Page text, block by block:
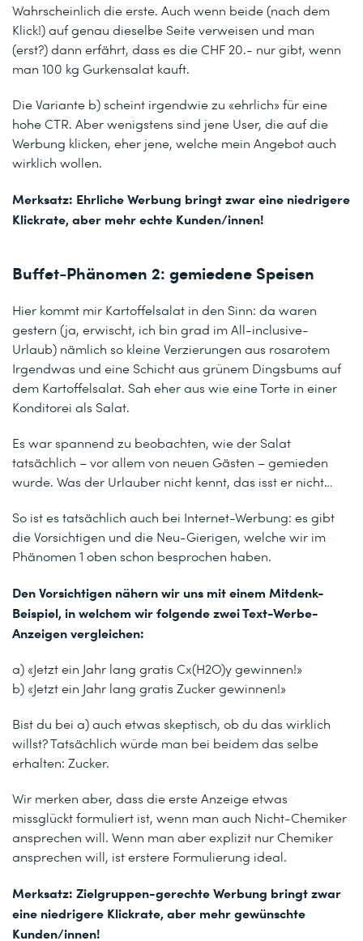
Wahrscheinlich die erste. Auch wenn beide (nach dem
Klick!) auf genau dieselbe Seite verweisen und man
(erst?) dann erfährt, dass es die CHF 20.- nur gibt, wenn
man 100 kg Gurkensalat kauft.
Die Variante b) scheint irgendwie zu «ehrlich» für eine
hohe CTR. Aber wenigstens sind jene User, die auf die
Werbung klicken, eher jene, welche mein Angebot auch
wirklich wollen.
Merksatz: Ehrliche Werbung bringt zwar eine niedrigere
Klickrate, aber mehr echte Kunden/innen!
Buffet-Phänomen 2: gemiedene Speisen
Hier kommt mir Kartoffelsalat in den Sinn: da waren
gestern (ja, erwischt, ich bin grad im All-inclusive-
Urlaub) nämlich so kleine Verzierungen aus rosarotem
Irgendwas und eine Schicht aus grünem Dingsbums auf
dem Kartoffelsalat. Sah eher aus wie eine Torte in einer
Konditorei als Salat.
Es war spannend zu beobachten, wie der Salat
tatsächlich – vor allem von neuen Gästen – gemieden
wurde. Was der Urlauber nicht kennt, das isst er nicht…
So ist es tatsächlich auch bei Internet-Werbung: es gibt
die Vorsichtigen und die Neu-Gierigen, welche wir im
Phänomen 1 oben schon besprochen haben.
Den Vorsichtigen nähern wir uns mit einem Mitdenk-
Beispiel, in welchem wir folgende zwei Text-Werbe-
Anzeigen vergleichen:
a) «Jetzt ein Jahr lang gratis Cx(H2O)y gewinnen!»
b) «Jetzt ein Jahr lang gratis Zucker gewinnen!»
Bist du bei a) auch etwas skeptisch, ob du das wirklich
willst? Tatsächlich würde man bei beidem das selbe
erhalten: Zucker.
Wir merken aber, dass die erste Anzeige etwas
missglückt formuliert ist, wenn man auch Nicht-Chemiker
ansprechen will. Wenn man aber explizit nur Chemiker
ansprechen will, ist erstere Formulierung ideal.
Merksatz: Zielgruppen-gerechte Werbung bringt zwar
eine niedrigere Klickrate, aber mehr gewünschte
Kunden/innen!